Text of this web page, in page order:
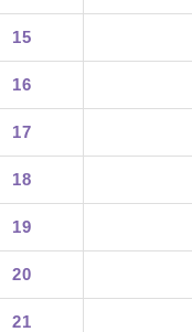
15
16
17
18
19
20
21